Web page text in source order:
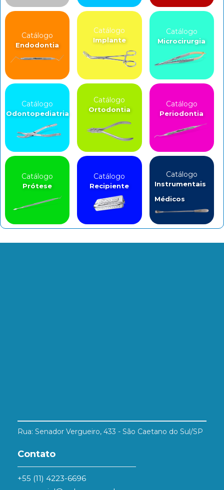
Catálogo
Endodontia
Catálogo
Implante
Catálogo
Microcirurgia
Catálogo
Odontopediatria
Catálogo
Ortodontia
Catálogo
Periodontia
Catálogo
Prótese
Catálogo
Recipiente
Catálogo
Instrumentais
Médicos
Rua: Senador Vergueiro, 433 - São Caetano do Sul/SP
Contato
+55 (11) 4223-6696